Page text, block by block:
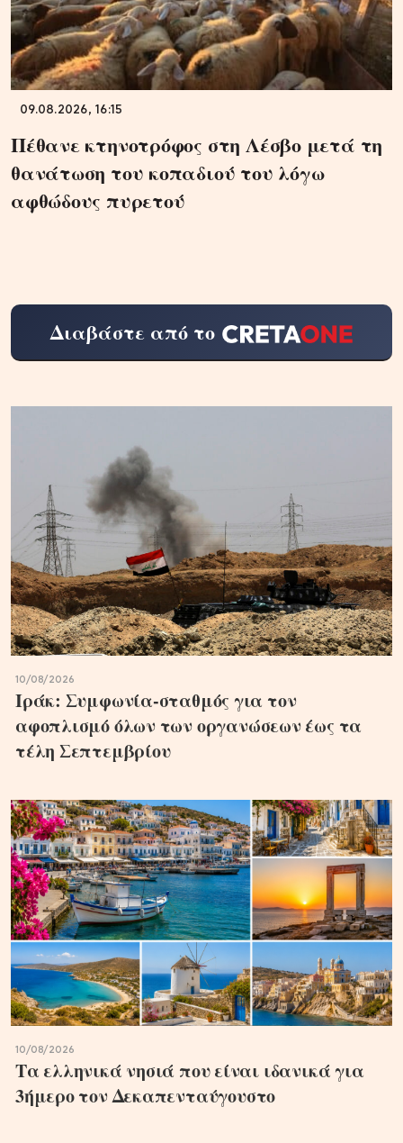
09.08.2026, 16:15
Πέθανε κτηνοτρόφος στη Λέσβο μετά τη
θανάτωση του κοπαδιού του λόγω
αφθώδους πυρετού
Διαβάστε από το
10/08/2026
Ιράκ: Συμφωνία-σταθμός για τον
αφοπλισμό όλων των οργανώσεων έως τα
τέλη Σεπτεμβρίου
10/08/2026
Τα ελληνικά νησιά που είναι ιδανικά για
3ήμερο τον Δεκαπενταύγουστο